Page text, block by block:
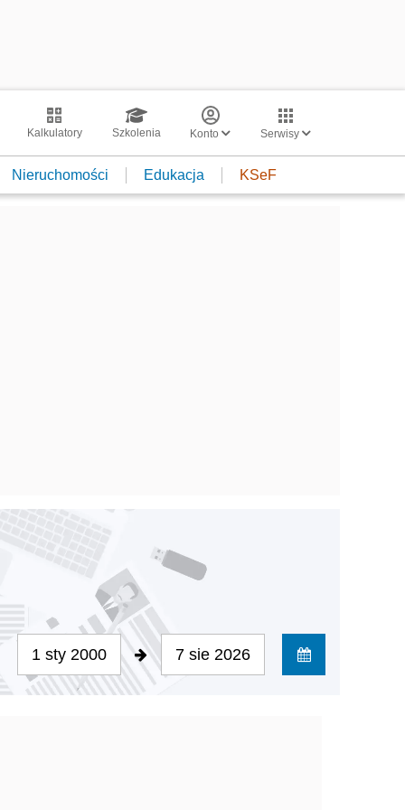
Kalkulatory Szkolenia Konto Serwisy
Nieruchomości Edukacja KSeF
1 sty 2000 7 sie 2026